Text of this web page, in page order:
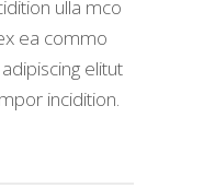
ulla mco
ea commo
elitut
incidition.